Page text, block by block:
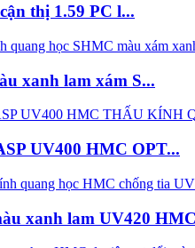
thị 1.59 PC l...
xanh lam xám S...
UV400 HMC OPT...
xanh lam UV420